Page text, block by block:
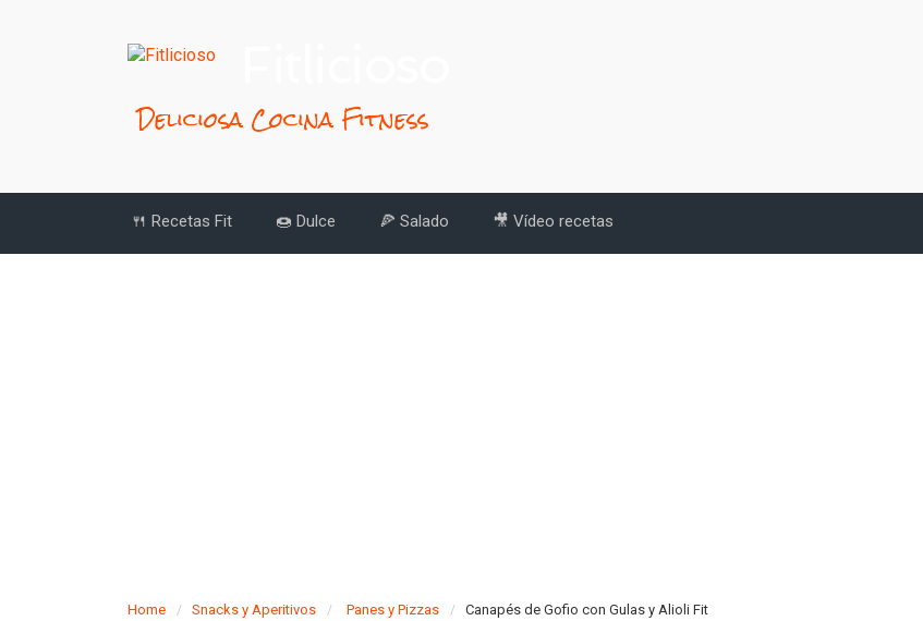
Deliciosa Cocina Fitness
🍴 Recetas Fit 🍩 Dulce 🍕 Salado 🎥 Vídeo recetas
Home Snacks y Aperitivos Panes y Pizzas Canapés de Gofio con Gulas y Alioli Fit